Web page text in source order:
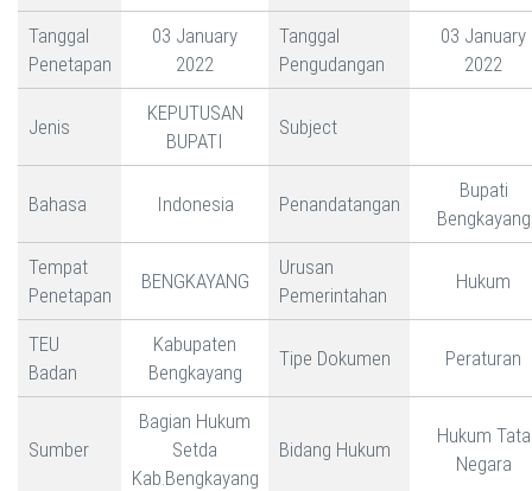
Tanggal
Penetapan
03 January
2022
Tanggal
Pengudangan
03 January
2022
Jenis
KEPUTUSAN
BUPATI
Subject
Bahasa Indonesia Penandatangan
Bupati
Bengkayang
Tempat
Penetapan
BENGKAYANG
Urusan
Pemerintahan
Hukum
TEU
Badan
Kabupaten
Bengkayang
Tipe Dokumen Peraturan
Sumber
Bagian Hukum
Setda
Kab.Bengkayang
Bidang Hukum
Hukum Tata
Negara